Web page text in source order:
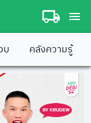
บ คลังความรู้